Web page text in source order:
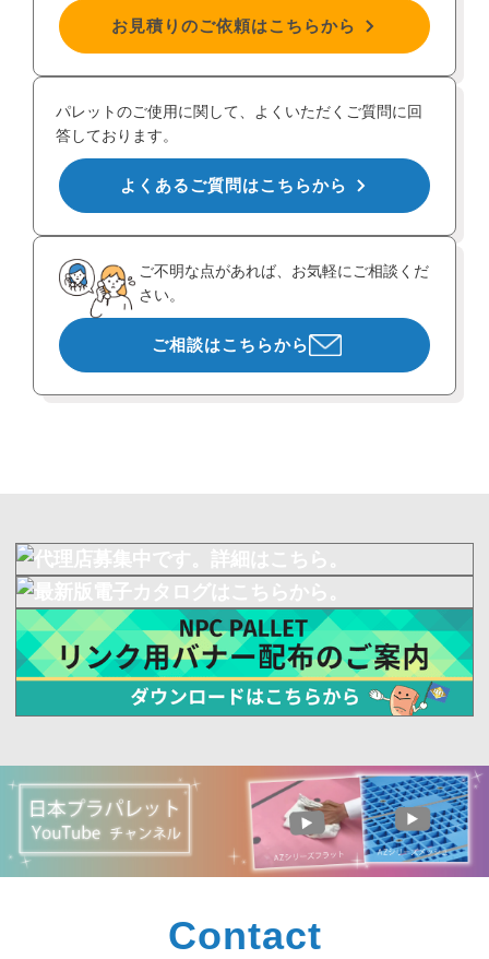
お見積りのご依頼はこちらから
パレットのご使用に関して、よくいただくご質問に回
答しております。
よくあるご質問はこちらから
ご不明な点があれば、お気軽にご相談くだ
さい。
ご相談はこちらから
Contact